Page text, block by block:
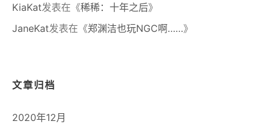
KiaKat发表在《稀稀：十年之后》
JaneKat发表在《郑渊洁也玩NGC啊……》
文章归档
2020年12月